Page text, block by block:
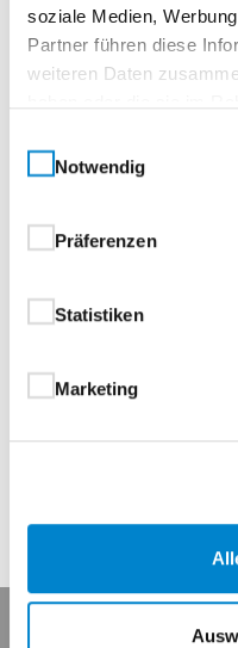
soziale Medien,
Partner führen diese
weiteren Daten
Notwendig
Präferenzen
Statistiken
Marketing
Zurück